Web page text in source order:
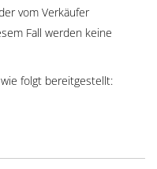
vom Verkäufer
Fall werden keine
folgt bereitgestellt: